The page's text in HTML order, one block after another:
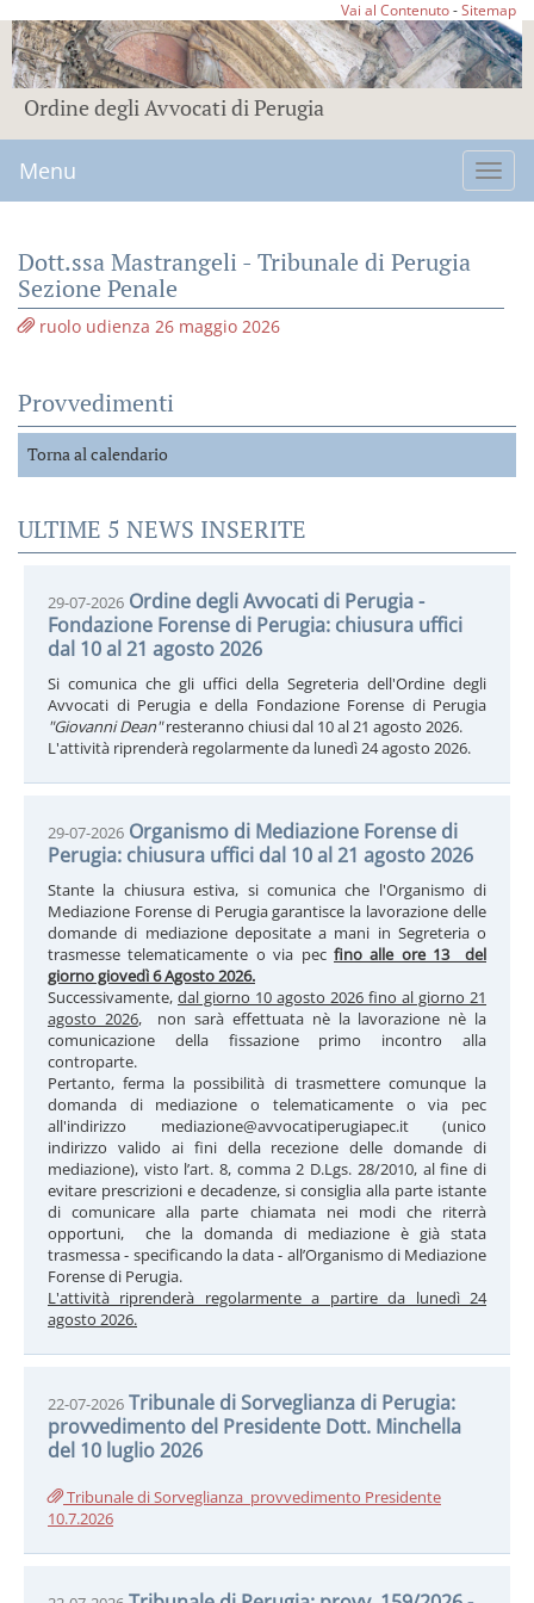
Vai al Contenuto-Sitemap
Ordine degli Avvocati di Perugia
Menu
Dott.ssa Mastrangeli - Tribunale di Perugia
Sezione Penale
ruolo udienza 26 maggio 2026
Provvedimenti
Torna al calendario
ULTIME 5 NEWS INSERITE
29-07-2026 Ordine degli Avvocati di Perugia -
Fondazione Forense di Perugia: chiusura uffici
dal 10 al 21 agosto 2026
Si comunica che gli uffici della Segreteria dell'Ordine degli
Avvocati di Perugia e della Fondazione Forense di Perugia
"Giovanni Dean"resteranno chiusi dal 10 al 21 agosto 2026.
L'attività riprenderà regolarmente da lunedì 24 agosto 2026.
29-07-2026 Organismo di Mediazione Forense di
Perugia: chiusura uffici dal 10 al 21 agosto 2026
Stante la chiusura estiva, si comunica che l'Organismo di
Mediazione Forense di Perugia garantisce la lavorazione delle
domande di mediazione depositate a mani in Segreteria o
trasmesse telematicamente o via pec fino alle ore 13 del
giorno giovedì 6 Agosto 2026.
Successivamente, dal giorno 10 agosto 2026 fino al giorno 21
agosto 2026, non sarà effettuata nè la lavorazione nè la
comunicazione della fissazione primo incontro alla
controparte.
Pertanto, ferma la possibilità di trasmettere comunque la
domanda di mediazione o telematicamente o via pec
all'indirizzo mediazione@avvocatiperugiapec.it (unico
indirizzo valido ai fini della recezione delle domande di
mediazione), visto l’art. 8, comma 2 D.Lgs. 28/2010, al fine di
evitare prescrizioni e decadenze, si consiglia alla parte istante
di comunicare alla parte chiamata nei modi che riterrà
opportuni, che la domanda di mediazione è già stata
trasmessa - specificando la data - all’Organismo di Mediazione
Forense di Perugia.
L'attività riprenderà regolarmente a partire da lunedì 24
agosto 2026.
22-07-2026 Tribunale di Sorveglianza di Perugia:
provvedimento del Presidente Dott. Minchella
del 10 luglio 2026
Tribunale di Sorveglianza_provvedimento Presidente
10.7.2026